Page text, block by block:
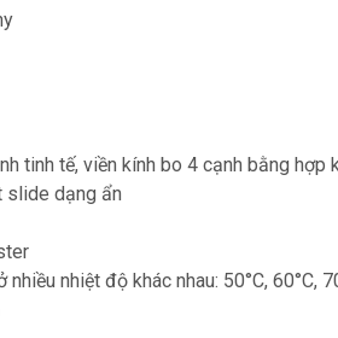
tinh tế, viền kính bo 4 cạnh bằng hợp
slide dạng ẩn
nhiệt độ khác nhau: 50°C, 60°C,